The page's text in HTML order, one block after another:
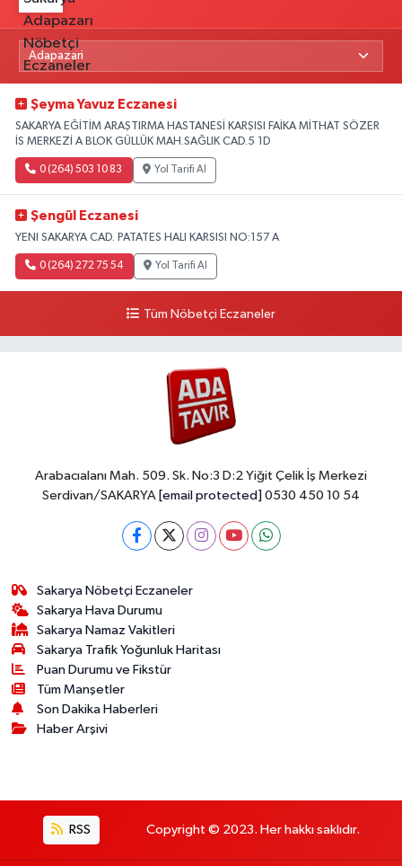
Şeyma Yavuz Eczanesi
SAKARYA EĞİTİM ARAŞTIRMA HASTANESİ KARŞISI FAİKA MİTHAT SÖZER
İS MERKEZİ A BLOK GÜLLÜK MAH.SAĞLIK CAD.5 1D
0 (264) 503 10 83 Yol Tarifi Al
Şengül Eczanesi
YENI SAKARYA CAD. PATATES HALI KARSISI NO:157 A
0 (264) 272 75 54 Yol Tarifi Al
Tüm Nöbetçi Eczaneler
Arabacıalanı Mah. 509. Sk. No:3 D:2 Yiğit Çelik İş Merkezi
Serdivan/SAKARYA [email protected] 0530 450 10 54
Sakarya Nöbetçi Eczaneler
Sakarya Hava Durumu
Sakarya Namaz Vakitleri
Sakarya Trafik Yoğunluk Haritası
Puan Durumu ve Fikstür
Tüm Manşetler
Son Dakika Haberleri
Haber Arşivi
RSS Copyright © 2023. Her hakkı saklıdır.